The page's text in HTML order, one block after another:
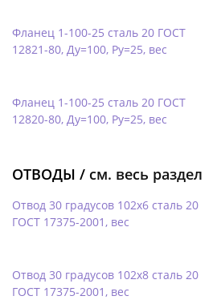
Фланец 1-100-25 сталь 20 ГОСТ
12821-80, Ду=100, Ру=25, вес
Фланец 1-100-25 сталь 20 ГОСТ
12820-80, Ду=100, Ру=25, вес
ОТВОДЫ / см. весь раздел
Отвод 30 градусов 102х6 сталь 20
ГОСТ 17375-2001, вес
Отвод 30 градусов 102х8 сталь 20
ГОСТ 17375-2001, вес